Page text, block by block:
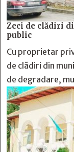
Zeci de clădiri
public
Cu proprietar
de clădiri din
de degradare,